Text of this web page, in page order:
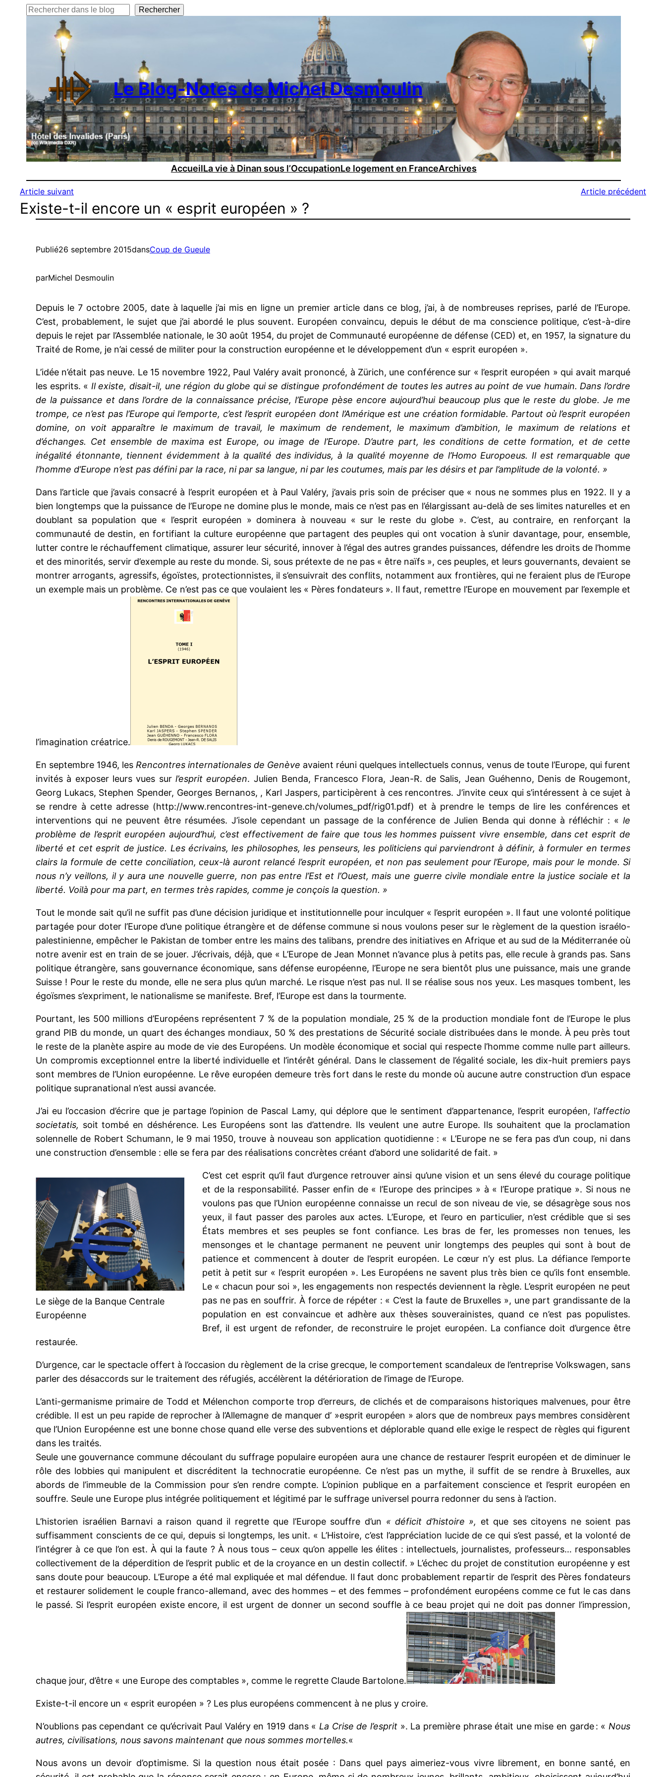
Rechercher Rechercher
Le Blog-Notes de Michel Desmoulin
AccueilLa vie à Dinan sous l’OccupationLe logement en FranceArchives
Article suivant Article précédent
Existe-t-il encore un « esprit européen » ?
Publié26 septembre 2015dansCoup de Gueule
parMichel Desmoulin
Depuis le 7 octobre 2005, date à laquelle j’ai mis en ligne un premier article dans ce blog, j’ai, à de nombreuses reprises, parlé de l’Europe.
C’est, probablement, le sujet que j’ai abordé le plus souvent. Européen convaincu, depuis le début de ma conscience politique, c’est-à-dire
depuis le rejet par l’Assemblée nationale, le 30 août 1954, du projet de Communauté européenne de défense (CED) et, en 1957, la signature du
Traité de Rome, je n’ai cessé de militer pour la construction européenne et le développement d’un « esprit européen ».
L’idée n’était pas neuve. Le 15 novembre 1922, Paul Valéry avait prononcé, à Zürich, une conférence sur « l’esprit européen » qui avait marqué
les esprits. « Il existe, disait-il, une région du globe qui se distingue profondément de toutes les autres au point de vue humain. Dans l’ordre
de la puissance et dans l’ordre de la connaissance précise, l’Europe pèse encore aujourd’hui beaucoup plus que le reste du globe. Je me
trompe, ce n’est pas l’Europe qui l’emporte, c’est l’esprit européen dont l’Amérique est une création formidable. Partout où l’esprit européen
domine, on voit apparaître le maximum de travail, le maximum de rendement, le maximum d’ambition, le maximum de relations et
d’échanges. Cet ensemble de maxima est Europe, ou image de l’Europe. D’autre part, les conditions de cette formation, et de cette
inégalité étonnante, tiennent évidemment à la qualité des individus, à la qualité moyenne de l’Homo Europoeus. Il est remarquable que
l’homme d’Europe n’est pas défini par la race, ni par sa langue, ni par les coutumes, mais par les désirs et par l’amplitude de la volonté. »
Dans l’article que j’avais consacré à l’esprit européen et à Paul Valéry, j’avais pris soin de préciser que « nous ne sommes plus en 1922. Il y a
bien longtemps que la puissance de l’Europe ne domine plus le monde, mais ce n’est pas en l’élargissant au-delà de ses limites naturelles et en
doublant sa population que « l’esprit européen » dominera à nouveau « sur le reste du globe ». C’est, au contraire, en renforçant la
communauté de destin, en fortifiant la culture européenne que partagent des peuples qui ont vocation à s’unir davantage, pour, ensemble,
lutter contre le réchauffement climatique, assurer leur sécurité, innover à l’égal des autres grandes puissances, défendre les droits de l’homme
et des minorités, servir d’exemple au reste du monde. Si, sous prétexte de ne pas « être naïfs », ces peuples, et leurs gouvernants, devaient se
montrer arrogants, agressifs, égoïstes, protectionnistes, il s’ensuivrait des conflits, notamment aux frontières, qui ne feraient plus de l’Europe
un exemple mais un problème. Ce n’est pas ce que voulaient les « Pères fondateurs ». Il faut, remettre l’Europe en mouvement par l’exemple et
l’imagination créatrice.
En septembre 1946, les Rencontres internationales de Genève avaient réuni quelques intellectuels connus, venus de toute l’Europe, qui furent
invités à exposer leurs vues sur l’esprit européen. Julien Benda, Francesco Flora, Jean-R. de Salis, Jean Guéhenno, Denis de Rougemont,
Georg Lukacs, Stephen Spender, Georges Bernanos, , Karl Jaspers, participèrent à ces rencontres. J’invite ceux qui s’intéressent à ce sujet à
se rendre à cette adresse (http://www.rencontres-int-geneve.ch/volumes_pdf/rig01.pdf) et à prendre le temps de lire les conférences et
interventions qui ne peuvent être résumées. J’isole cependant un passage de la conférence de Julien Benda qui donne à réfléchir : « le
problème de l’esprit européen aujourd’hui, c’est effectivement de faire que tous les hommes puissent vivre ensemble, dans cet esprit de
liberté et cet esprit de justice. Les écrivains, les philosophes, les penseurs, les politiciens qui parviendront à définir, à formuler en termes
clairs la formule de cette conciliation, ceux-là auront relancé l’esprit européen, et non pas seulement pour l’Europe, mais pour le monde. Si
nous n’y veillons, il y aura une nouvelle guerre, non pas entre l’Est et l’Ouest, mais une guerre civile mondiale entre la justice sociale et la
liberté. Voilà pour ma part, en termes très rapides, comme je conçois la question. »
Tout le monde sait qu’il ne suffit pas d’une décision juridique et institutionnelle pour inculquer « l’esprit européen ». Il faut une volonté politique
partagée pour doter l’Europe d’une politique étrangère et de défense commune si nous voulons peser sur le règlement de la question israélo-
palestinienne, empêcher le Pakistan de tomber entre les mains des talibans, prendre des initiatives en Afrique et au sud de la Méditerranée où
notre avenir est en train de se jouer. J’écrivais, déjà, que « L’Europe de Jean Monnet n’avance plus à petits pas, elle recule à grands pas. Sans
politique étrangère, sans gouvernance économique, sans défense européenne, l’Europe ne sera bientôt plus une puissance, mais une grande
Suisse ! Pour le reste du monde, elle ne sera plus qu’un marché. Le risque n’est pas nul. Il se réalise sous nos yeux. Les masques tombent, les
égoïsmes s’expriment, le nationalisme se manifeste. Bref, l’Europe est dans la tourmente.
Pourtant, les 500 millions d’Européens représentent 7 % de la population mondiale, 25 % de la production mondiale font de l’Europe le plus
grand PIB du monde, un quart des échanges mondiaux, 50 % des prestations de Sécurité sociale distribuées dans le monde. À peu près tout
le reste de la planète aspire au mode de vie des Européens. Un modèle économique et social qui respecte l’homme comme nulle part ailleurs.
Un compromis exceptionnel entre la liberté individuelle et l’intérêt général. Dans le classement de l’égalité sociale, les dix-huit premiers pays
sont membres de l’Union européenne. Le rêve européen demeure très fort dans le reste du monde où aucune autre construction d’un espace
politique supranational n’est aussi avancée.
J’ai eu l’occasion d’écrire que je partage l’opinion de Pascal Lamy, qui déplore que le sentiment d’appartenance, l’esprit européen, l’affectio
societatis, soit tombé en déshérence. Les Européens sont las d’attendre. Ils veulent une autre Europe. Ils souhaitent que la proclamation
solennelle de Robert Schumann, le 9 mai 1950, trouve à nouveau son application quotidienne : « L’Europe ne se fera pas d’un coup, ni dans
une construction d’ensemble : elle se fera par des réalisations concrètes créant d’abord une solidarité de fait. »
Le siège de la Banque Centrale
Européenne
C’est cet esprit qu’il faut d’urgence retrouver ainsi qu’une vision et un sens élevé du courage politique
et de la responsabilité. Passer enfin de « l’Europe des principes » à « l’Europe pratique ». Si nous ne
voulons pas que l’Union européenne connaisse un recul de son niveau de vie, se désagrège sous nos
yeux, il faut passer des paroles aux actes. L’Europe, et l’euro en particulier, n’est crédible que si ses
États membres et ses peuples se font confiance. Les bras de fer, les promesses non tenues, les
mensonges et le chantage permanent ne peuvent unir longtemps des peuples qui sont à bout de
patience et commencent à douter de l’esprit européen. Le cœur n’y est plus. La défiance l’emporte
petit à petit sur « l’esprit européen ». Les Européens ne savent plus très bien ce qu’ils font ensemble.
Le « chacun pour soi », les engagements non respectés deviennent la règle. L’esprit européen ne peut
pas ne pas en souffrir. À force de répéter : « C’est la faute de Bruxelles », une part grandissante de la
population en est convaincue et adhère aux thèses souverainistes, quand ce n’est pas populistes.
Bref, il est urgent de refonder, de reconstruire le projet européen. La confiance doit d’urgence être
restaurée.
D’urgence, car le spectacle offert à l’occasion du règlement de la crise grecque, le comportement scandaleux de l’entreprise Volkswagen, sans
parler des désaccords sur le traitement des réfugiés, accélèrent la détérioration de l’image de l’Europe.
L’anti-germanisme primaire de Todd et Mélenchon comporte trop d’erreurs, de clichés et de comparaisons historiques malvenues, pour être
crédible. Il est un peu rapide de reprocher à l’Allemagne de manquer d’ »esprit européen » alors que de nombreux pays membres considèrent
que l’Union Européenne est une bonne chose quand elle verse des subventions et déplorable quand elle exige le respect de règles qui figurent
dans les traités.
Seule une gouvernance commune découlant du suffrage populaire européen aura une chance de restaurer l’esprit européen et de diminuer le
rôle des lobbies qui manipulent et discréditent la technocratie européenne. Ce n’est pas un mythe, il suffit de se rendre à Bruxelles, aux
abords de l’immeuble de la Commission pour s’en rendre compte. L’opinion publique en a parfaitement conscience et l’esprit européen en
souffre. Seule une Europe plus intégrée politiquement et légitimé par le suffrage universel pourra redonner du sens à l’action.
L’historien israélien Barnavi a raison quand il regrette que l’Europe souffre d’un « déficit d’histoire », et que ses citoyens ne soient pas
suffisamment conscients de ce qui, depuis si longtemps, les unit. « L’Histoire, c’est l’appréciation lucide de ce qui s’est passé, et la volonté de
l’intégrer à ce que l’on est. À qui la faute ? À nous tous – ceux qu’on appelle les élites : intellectuels, journalistes, professeurs… responsables
collectivement de la déperdition de l’esprit public et de la croyance en un destin collectif. » L’échec du projet de constitution européenne y est
sans doute pour beaucoup. L’Europe a été mal expliquée et mal défendue. Il faut donc probablement repartir de l’esprit des Pères fondateurs
et restaurer solidement le couple franco-allemand, avec des hommes – et des femmes – profondément européens comme ce fut le cas dans
le passé. Si l’esprit européen existe encore, il est urgent de donner un second souffle à ce beau projet qui ne doit pas donner l’impression,
chaque jour, d’être « une Europe des comptables », comme le regrette Claude Bartolone.
Existe-t-il encore un « esprit européen » ? Les plus européens commencent à ne plus y croire.
N’oublions pas cependant ce qu’écrivait Paul Valéry en 1919 dans « La Crise de l’esprit». La première phrase était une mise en garde : « Nous
autres, civilisations, nous savons maintenant que nous sommes mortelles.«
Nous avons un devoir d’optimisme. Si la question nous était posée : Dans quel pays aimeriez-vous vivre librement, en bonne santé, en